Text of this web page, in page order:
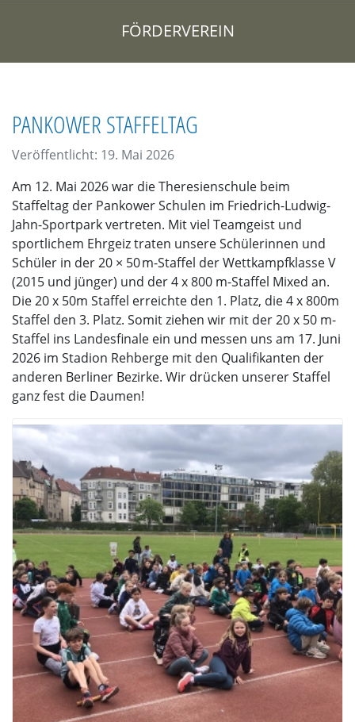
FÖRDERVEREIN
PANKOWER STAFFELTAG
Veröffentlicht: 19. Mai 2026
Am 12. Mai 2026 war die Theresienschule beim
Staffeltag der Pankower Schulen im Friedrich-Ludwig-
Jahn-Sportpark vertreten. Mit viel Teamgeist und
sportlichem Ehrgeiz traten unsere Schülerinnen und
Schüler in der 20 × 50 m-Staffel der Wettkampfklasse V
(2015 und jünger) und der 4x800 m-Staffel Mixed an.
Die 20x 50m Staffel erreichte den 1. Platz, die 4x800m
Staffel den 3. Platz. Somit ziehen wir mit der 20x 50 m-
Staffel ins Landesfinale ein und messen uns am 17. Juni
2026 im Stadion Rehberge mit den Qualifikanten der
anderen Berliner Bezirke. Wir drücken unserer Staffel
ganz fest die Daumen!